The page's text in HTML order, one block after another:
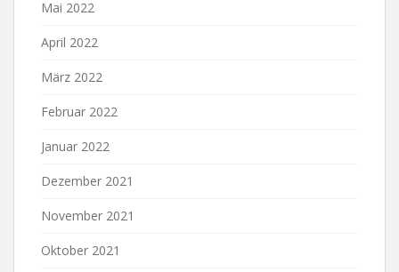
Mai 2022
April 2022
März 2022
Februar 2022
Januar 2022
Dezember 2021
November 2021
Oktober 2021